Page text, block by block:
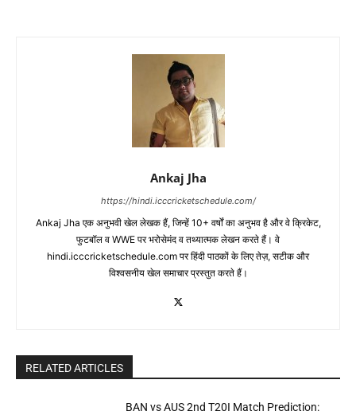
Ankaj Jha
https://hindi.icccricketschedule.com/
Ankaj Jha एक अनुभवी खेल लेखक हैं, जिन्हें 10+ वर्षों का अनुभव है और वे क्रिकेट,
फुटबॉल व WWE पर भरोसेमंद व तथ्यात्मक लेखन करते हैं। वे
hindi.icccricketschedule.com पर हिंदी पाठकों के लिए तेज़, सटीक और
विश्वसनीय खेल समाचार प्रस्तुत करते हैं।
RELATED ARTICLES
BAN vs AUS 2nd T20I Match Prediction: